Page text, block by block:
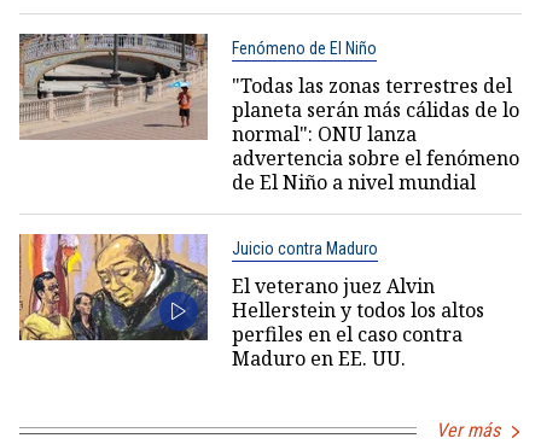
Fenómeno de El Niño
"Todas las zonas terrestres del
planeta serán más cálidas de lo
normal": ONU lanza
advertencia sobre el fenómeno
de El Niño a nivel mundial
Juicio contra Maduro
El veterano juez Alvin
Hellerstein y todos los altos
perfiles en el caso contra
Maduro en EE. UU.
Ver más